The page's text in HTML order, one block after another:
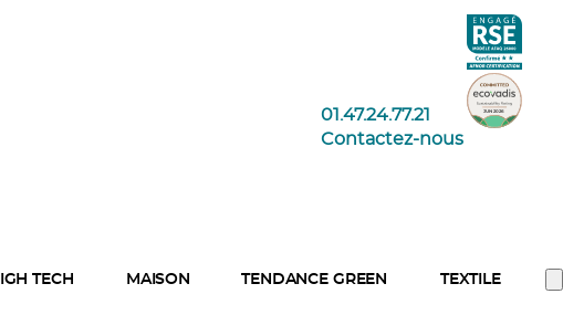
01.47.24.77.21
Contactez-nous
TECH MAISON TENDANCE GREEN TEXTILE